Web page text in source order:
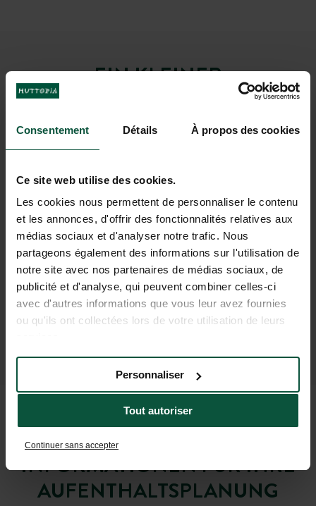
Consentement Détails À propos des cookies
Ce site web utilise des cookies.
Les cookies nous permettent de personnaliser le contenu
et les annonces, d'offrir des fonctionnalités relatives aux
médias sociaux et d'analyser notre trafic. Nous
partageons également des informations sur l'utilisation de
notre site avec nos partenaires de médias sociaux, de
publicité et d'analyse, qui peuvent combiner celles-ci
avec d'autres informations que vous leur avez fournies
ou qu'ils ont collectées lors de votre utilisation de leurs
Tout autoriser
Personnaliser
Continuer sans accepter
EIN KLEINER
VORGESCHMACK AUF IHREN
URLAUB IN VALLOUISE
PRAKTISCHE
INFORMATIONEN FÜR IHRE
AUFENTHALTSPLANUNG